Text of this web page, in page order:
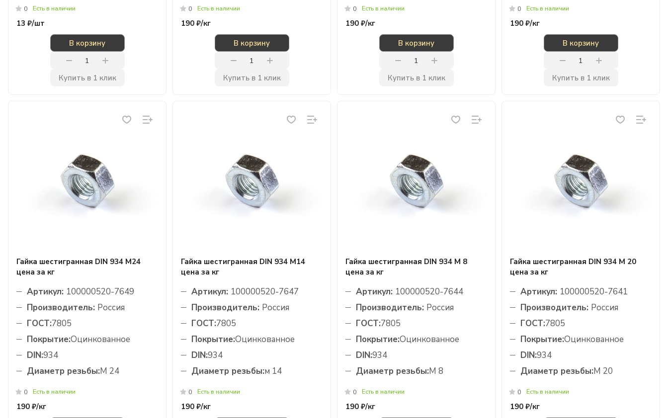
0 Есть в наличии
13 ₽/шт
В корзину
Купить в 1 клик
0 Есть в наличии
190 ₽/кг
В корзину
Купить в 1 клик
0 Есть в наличии
190 ₽/кг
В корзину
Купить в 1 клик
0 Есть в наличии
190 ₽/кг
В корзину
Купить в 1 клик
Гайка шестигранная DIN 934 М24
цена за кг
Артикул: 100000520-7649
Производитель: Россия
ГОСТ:7805
Покрытие:Оцинкованное
DIN:934
Диаметр резьбы:М 24
0 Есть в наличии
190 ₽/кг
Гайка шестигранная DIN 934 М14
цена за кг
Артикул: 100000520-7647
Производитель: Россия
ГОСТ:7805
Покрытие:Оцинкованное
DIN:934
Диаметр резьбы:м 14
0 Есть в наличии
190 ₽/кг
Гайка шестигранная DIN 934 М 8
цена за кг
Артикул: 100000520-7644
Производитель: Россия
ГОСТ:7805
Покрытие:Оцинкованное
DIN:934
Диаметр резьбы:М 8
0 Есть в наличии
190 ₽/кг
Гайка шестигранная DIN 934 М 20
цена за кг
Артикул: 100000520-7641
Производитель: Россия
ГОСТ:7805
Покрытие:Оцинкованное
DIN:934
Диаметр резьбы:М 20
0 Есть в наличии
190 ₽/кг